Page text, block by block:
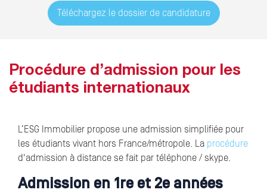
Téléchargez le dossier de candidature
Procédure d’admission pour les
étudiants internationaux
L’ESG Immobilier propose une admission simplifiée pour
les étudiants vivant hors France/métropole. La procédure
d'admission à distance se fait par téléphone / skype.
Admission en 1re et 2e années